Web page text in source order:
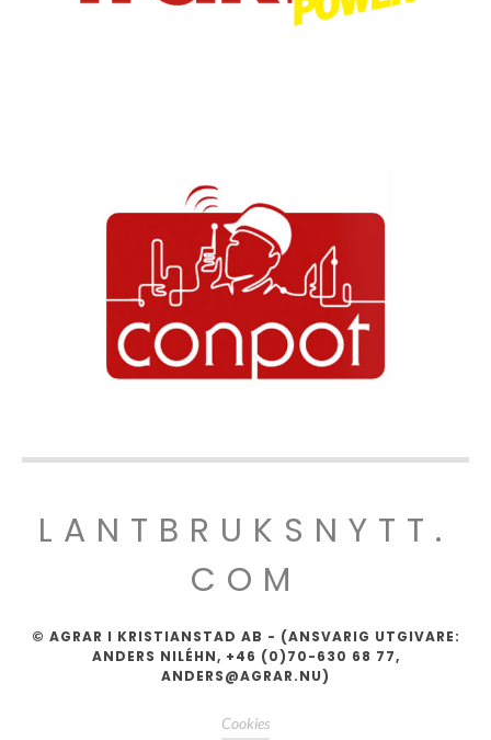
LANTBRUKSNYTT.
COM
© AGRAR I KRISTIANSTAD AB - (ANSVARIG UTGIVARE:
ANDERS NILÉHN, +46 (0)70-630 68 77,
ANDERS@AGRAR.NU)
Cookies